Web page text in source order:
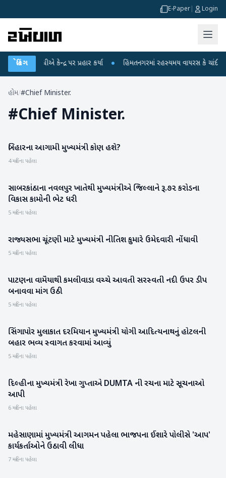
E-Paper Login
બ્રેકિંગ
ગાંધીએ કેન્દ્ર પર પ્રહાર કર્યા ● હિંમતનગરમાં રહસ્યમય વાયરસ કે ચાંદીપુરા? 6
હોમ/#Chief Minister.
#Chief Minister.
રાજકારણ
બિહારના આગામી મુખ્યમંત્રી કોણ હશે?
4 મહિના પહેલા
સાબરકાંઠા
સાબરકાંઠાના નવલપુર ખાતેથી મુખ્યમંત્રીએ જિલ્લાને રૂ.૭૨ કરોડના
વિકાસ કામોની ભેટ ધરી
5 મહિના પહેલા
રાષ્ટ્રીય
રાજ્યસભા ચૂંટણી માટે મુખ્યમંત્રી નીતિશ કુમારે ઉમેદવારી નોંધાવી
5 મહિના પહેલા
પાટણ
પાટણના વામૈયાથી કમલીવાડા વચ્ચે આવતી સરસ્વતી નદી ઉપર ડીપ
બનાવવા માંગ ઉઠી
5 મહિના પહેલા
રાષ્ટ્રીય
સિંગાપોર મુલાકાત દરમિયાન મુખ્યમંત્રી યોગી આદિત્યનાથનું હોટલની
બહાર ભવ્ય સ્વાગત કરવામાં આવ્યું
5 મહિના પહેલા
રાષ્ટ્રીય
દિલ્હીના મુખ્યમંત્રી રેખા ગુપ્તાએ DUMTA ની રચના માટે સૂચનાઓ
આપી
6 મહિના પહેલા
મહેસાણા
મહેસાણામાં મુખ્યમંત્રી આગમન પહેલા ભાજપના ઈશારે પોલીસે 'આપ'
કાર્યકર્તાઓને ઉઠાવી લીધા
7 મહિના પહેલા